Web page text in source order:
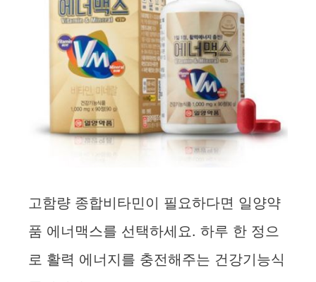
고함량 종합비타민이 필요하다면 일양약
품 에너맥스를 선택하세요. 하루 한 정으
로 활력 에너지를 충전해주는 건강기능식